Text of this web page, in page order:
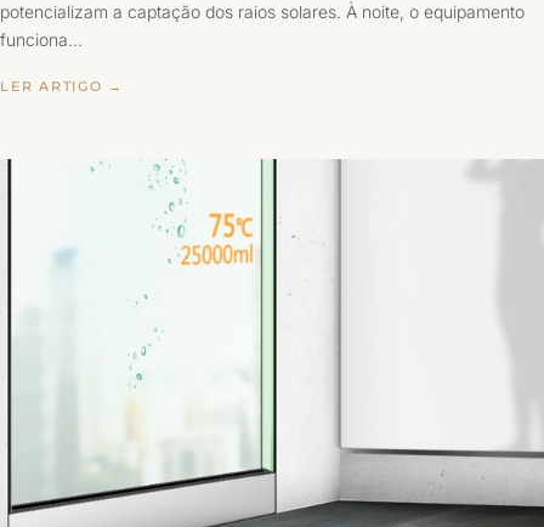
potencializam a captação dos raios solares. À noite, o equipamento
funciona…
LER ARTIGO →